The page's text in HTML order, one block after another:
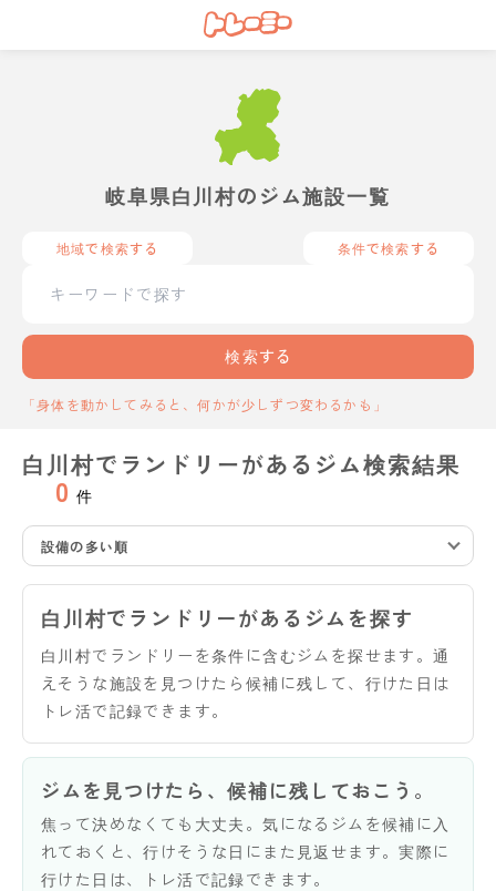
岐阜県白川村のジム施設一覧
地域で検索する 条件で検索する
検索する
「身体を動かしてみると、何かが少しずつ変わるかも」
白川村でランドリーがあるジム検索結果
0 件
設備の多い順
白川村でランドリーがあるジムを探す
白川村でランドリーを条件に含むジムを探せます。通
えそうな施設を見つけたら候補に残して、行けた日は
トレ活で記録できます。
ジムを見つけたら、候補に残しておこう。
焦って決めなくても大丈夫。気になるジムを候補に入
れておくと、行けそうな日にまた見返せます。実際に
行けた日は、トレ活で記録できます。